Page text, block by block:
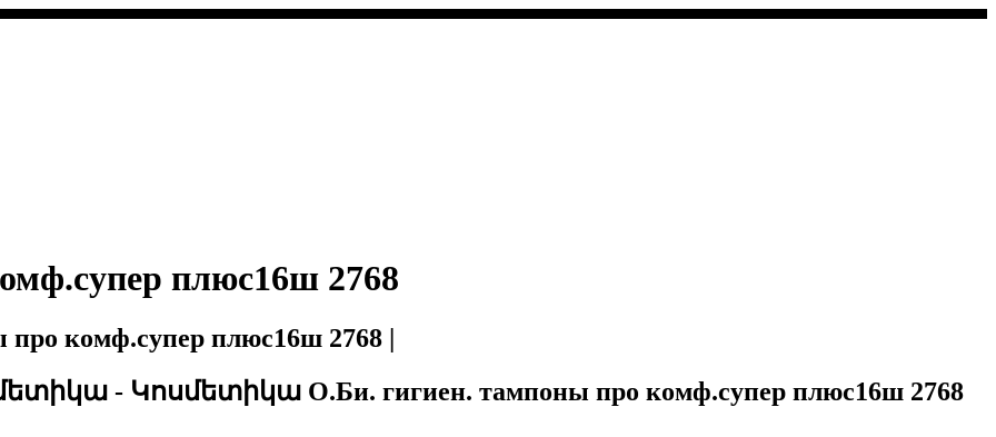
плюс16ш 2768
комф.супер плюс16ш 2768 |
- Կոսմետիկա О.Би. гигиен. тампоны про комф.супер плюс16ш 2768